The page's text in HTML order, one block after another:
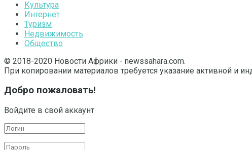
Культура
Интернет
Туризм
Недвижимость
Общество
© 2018-2020 Новости Африки - newssahara.com.
При копировании материалов требуется указание активной и
Добро пожаловать!
Войдите в свой аккаунт